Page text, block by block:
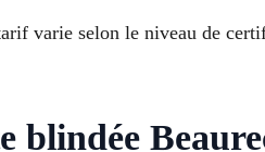
varie selon le niveau de